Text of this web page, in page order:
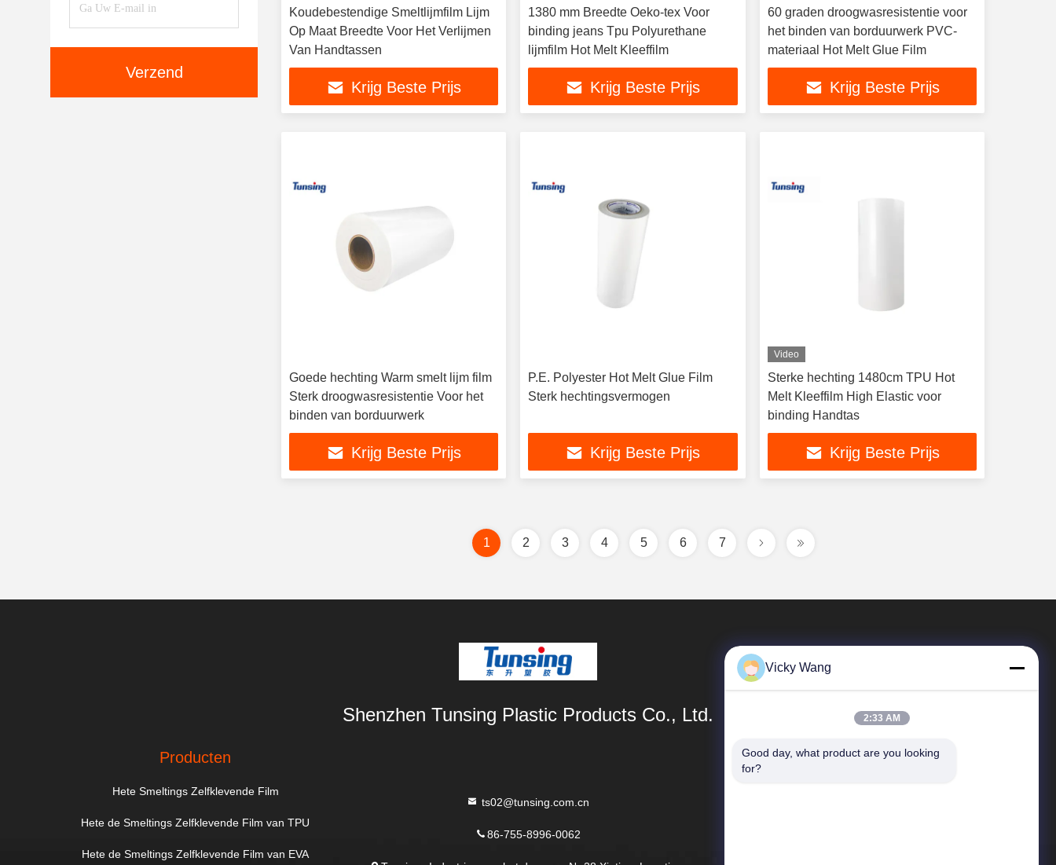
Verzend
Koudebestendige Smeltlijmfilm Lijm
Op Maat Breedte Voor Het Verlijmen
Van Handtassen
Krijg Beste Prijs
1380 mm Breedte Oeko-tex Voor
binding jeans Tpu Polyurethane
lijmfilm Hot Melt Kleeffilm
Krijg Beste Prijs
60 graden droogwasresistentie voor
het binden van borduurwerk PVC-
materiaal Hot Melt Glue Film
Krijg Beste Prijs
Goede hechting Warm smelt lijm film
Sterk droogwasresistentie Voor het
binden van borduurwerk
Krijg Beste Prijs
P.E. Polyester Hot Melt Glue Film
Sterk hechtingsvermogen
Krijg Beste Prijs
Video
Sterke hechting 1480cm TPU Hot
Melt Kleeffilm High Elastic voor
binding Handtas
Krijg Beste Prijs
1 2 3 4 5 6 7
Shenzhen Tunsing Plastic Products Co., Ltd.
Producten
Hete Smeltings Zelfklevende Film
Hete de Smeltings Zelfklevende Film van TPU
Hete de Smeltings Zelfklevende Film van EVA
ts02@tunsing.com.cn
86-755-8996-0062
Snelkoppelingen
Vicky Wang
2:33 AM
Good day, what product are you looking
for?